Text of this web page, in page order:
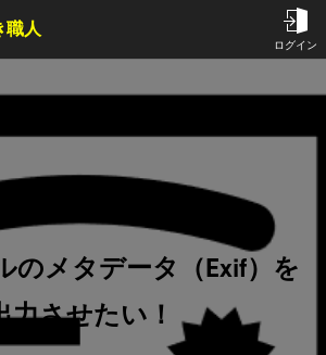
職人
ログイン
のメタデータ（Exif）を
力させたい！